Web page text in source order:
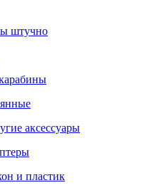
штучно
аксессуары
и пластик